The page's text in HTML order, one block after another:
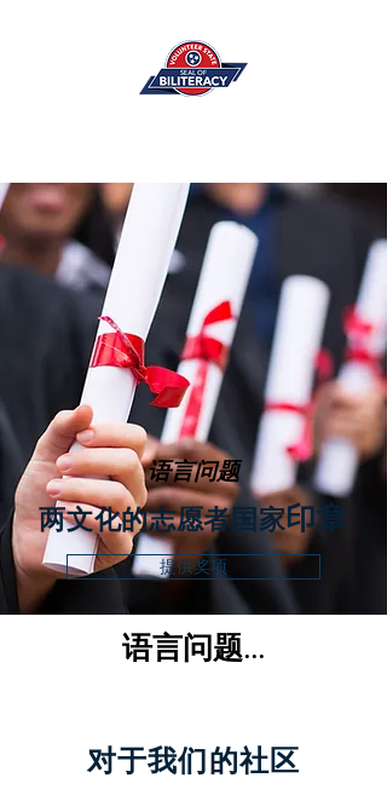
语言问题
两文化的志愿者国家印章
提供奖项
语言问题...
对于我们的社区